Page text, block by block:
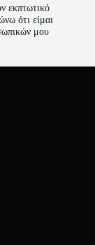
εκπτωτικό
ότι είμαι
μου